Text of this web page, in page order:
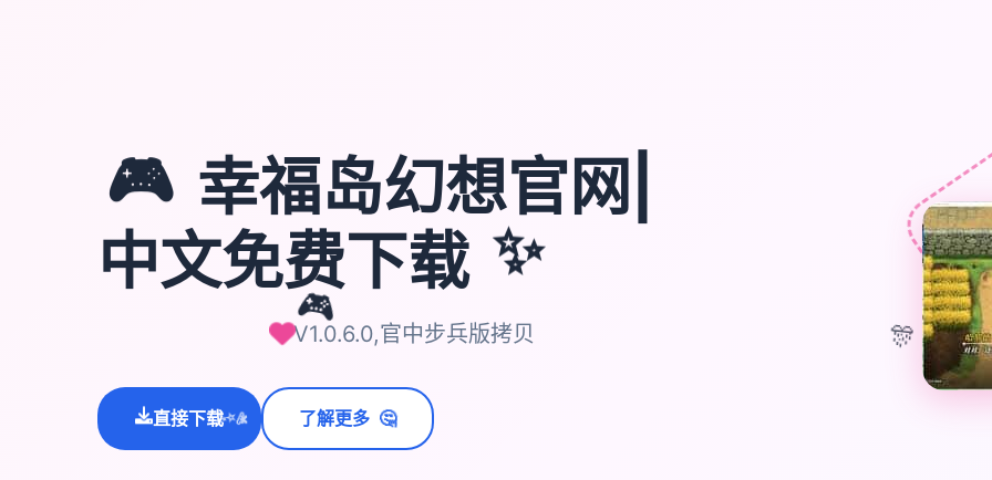
🎮
🎮 幸福岛幻想官网|
中文免费下载 ✨
V1.0.6.0,官中步兵版拷贝
直接下载
✨⭐💫 了解更多 🤔
🎊